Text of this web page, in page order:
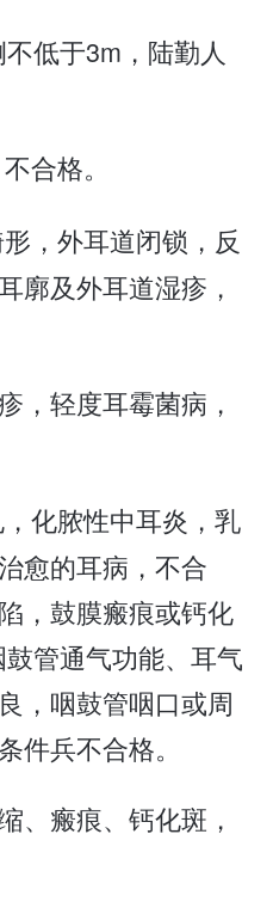
低于3m，陆勤人
合格。
，外耳道闭锁，反
廓及外耳道湿疹，
，轻度耳霉菌病，
化脓性中耳炎，乳
愈的耳病，不合
，鼓膜瘢痕或钙化
管通气功能、耳气
，咽鼓管咽口或周
件兵不合格。
、瘢痕、钙化斑，